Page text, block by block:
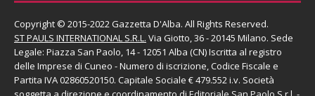
Copyright © 2015-2022 Gazzetta D'Alba. All Rights Reserved.
ST PAULS INTERNATIONAL S.R.L. Via Giotto, 36 - 20145 Milano. Sede
Legale: Piazza San Paolo, 14 - 12051 Alba (CN) Iscritta al registro
delle Imprese di Cuneo - Numero di iscrizione, Codice Fiscale e
Partita IVA 02860520150. Capitale Sociale € 479.552 i.v. Società